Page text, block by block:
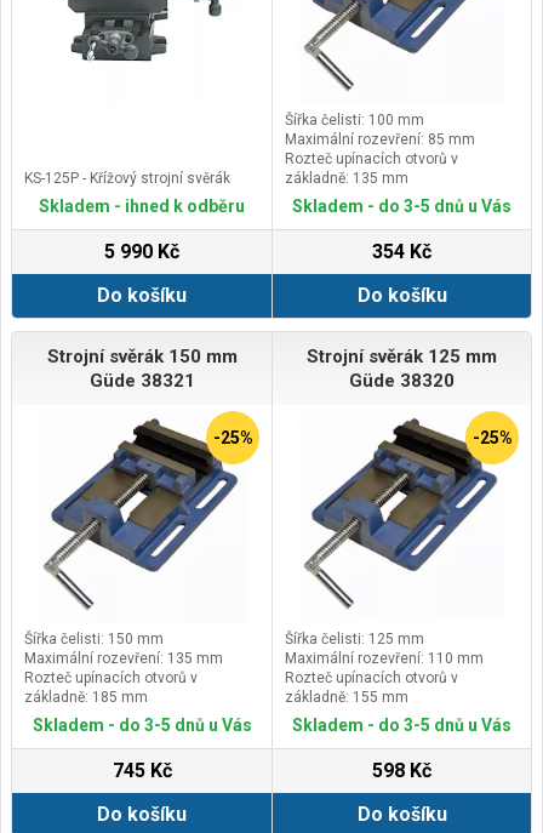
KS-125P - Křížový strojní svěrák
Skladem - ihned k odběru
5 990 Kč
Do košíku
Šířka čelisti: 100 mm
Maximální rozevření: 85 mm
Rozteč upínacích otvorů v
základně: 135 mm
Kompatibilita s modely vrtaček
GUDE®: 55193, 55194, 55195,
Skladem - do 3-5 dnů u Vás
354 Kč
Do košíku
Strojní svěrák 150 mm
Güde 38321
-25%
Šířka čelisti: 150 mm
Maximální rozevření: 135 mm
Rozteč upínacích otvorů v
základně: 185 mm
Kompatibilita s modely vrtaček
GUDE®: 55208, 55210, 55212,
Skladem - do 3-5 dnů u Vás
745 Kč
Do košíku
Strojní svěrák 125 mm
Güde 38320
-25%
Šířka čelisti: 125 mm
Maximální rozevření: 110 mm
Rozteč upínacích otvorů v
základně: 155 mm
Kompatibilita s modely vrtaček
GUDE®: 55193, 55194, 55195,
Skladem - do 3-5 dnů u Vás
598 Kč
Do košíku